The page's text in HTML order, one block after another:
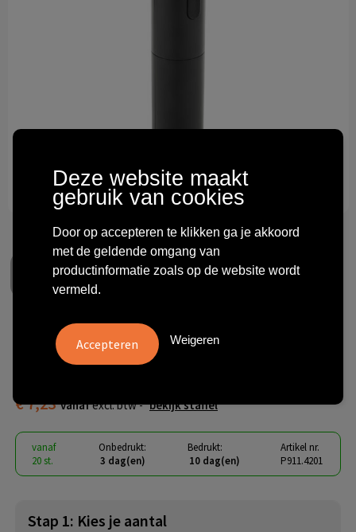
Vino herlaadbare elektrische
wijnopener
€ 7,23 vanafexcl. btw - bekijk staffel
vanaf
20 st.
Onbedrukt:
3 dag(en)
Bedrukt:
10 dag(en)
Artikel nr.
P911.4201
Stap 1: Kies je aantal
Deze website maakt
gebruik van cookies
Door op accepteren te klikken ga je akkoord
met de geldende omgang van
productinformatie zoals op de website wordt
vermeld.
Weigeren